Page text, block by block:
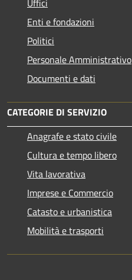
Uffici
Enti e fondazioni
Politici
Personale Amministrativo
Documenti e dati
CATEGORIE DI SERVIZIO
Anagrafe e stato civile
Cultura e tempo libero
Vita lavorativa
Imprese e Commercio
Catasto e urbanistica
Mobilità e trasporti